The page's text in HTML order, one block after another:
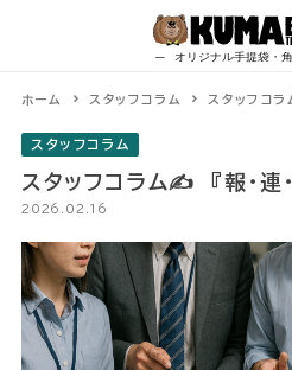
ホーム スタッフコラム スタッフコラ
スタッフコラム
スタッフコラム✍ 『報・連・
2026.02.16